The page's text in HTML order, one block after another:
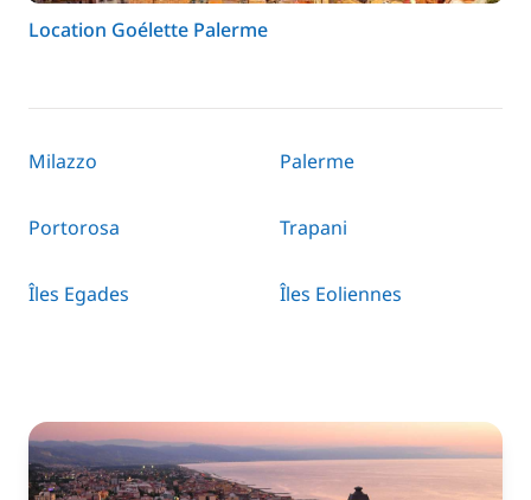
Location Goélette Palerme
Milazzo Palerme
Portorosa Trapani
Îles Egades Îles Eoliennes